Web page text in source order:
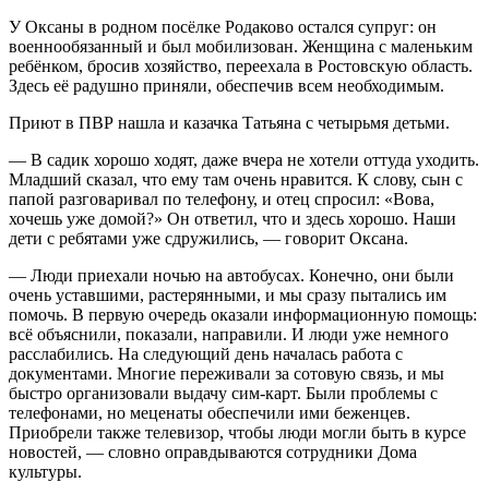
У Оксаны в родном посёлке Родаково остался супруг: он
военнообязанный и был мобилизован. Женщина с маленьким
ребёнком, бросив хозяйство, переехала в Ростовскую область.
Здесь её радушно приняли, обеспечив всем необходимым.
Приют в ПВР нашла и казачка Татьяна с четырьмя детьми.
— В садик хорошо ходят, даже вчера не хотели оттуда уходить.
Младший сказал, что ему там очень нравится. К слову, сын с
папой разговаривал по телефону, и отец спросил: «Вова,
хочешь уже домой?» Он ответил, что и здесь хорошо. Наши
дети с ребятами уже сдружились, — говорит Оксана.
— Люди приехали ночью на автобусах. Конечно, они были
очень уставшими, растерянными, и мы сразу пытались им
помочь. В первую очередь оказали информационную помощь:
всё объяснили, показали, направили. И люди уже немного
расслабились. На следующий день началась работа с
документами. Многие переживали за сотовую связь, и мы
быстро организовали выдачу сим-карт. Были проблемы с
телефонами, но меценаты обеспечили ими беженцев.
Приобрели также телевизор, чтобы люди могли быть в курсе
новостей, — словно оправдываются сотрудники Дома
культуры.